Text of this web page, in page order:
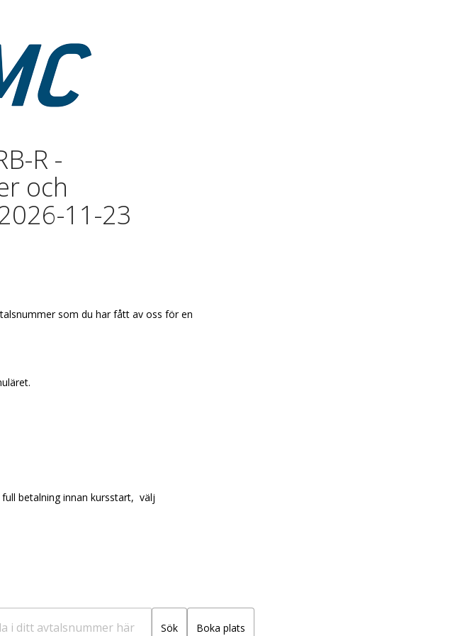
R -
och
11-23
som du har fått av oss för en
betalning innan kursstart, välj
i ditt avtalsnummer här Sök Boka plats